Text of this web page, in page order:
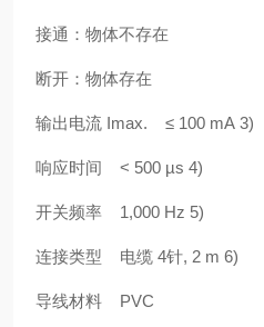
接通：物体不存在
断开：物体存在
输出电流 Imax. ≤ 100 mA 3)
响应时间 < 500 µs 4)
开关频率 1,000 Hz 5)
连接类型 电缆 4针, 2 m 6)
导线材料 PVC